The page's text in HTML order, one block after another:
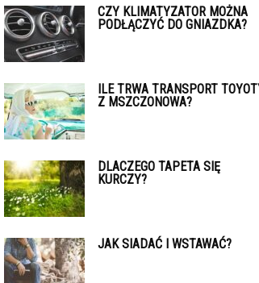
CZY KLIMATYZATOR MOŻNA
PODŁĄCZYĆ DO GNIAZDKA?
ILE TRWA TRANSPORT
Z MSZCZONOWA?
DLACZEGO TAPETA SIĘ
KURCZY?
JAK SIADAĆ I WSTAWAĆ?